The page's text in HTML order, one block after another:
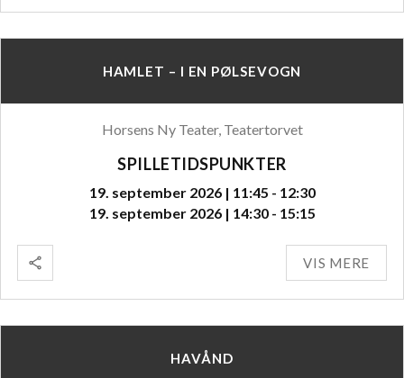
HAMLET – I EN PØLSEVOGN
Horsens Ny Teater, Teatertorvet
SPILLETIDSPUNKTER
19. september 2026 | 11:45 - 12:30
19. september 2026 | 14:30 - 15:15
VIS MERE
HAVÅND